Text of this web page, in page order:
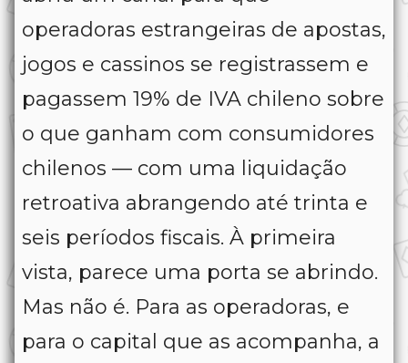
operadoras estrangeiras de apostas,
jogos e cassinos se registrassem e
pagassem 19% de IVA chileno sobre
o que ganham com consumidores
chilenos — com uma liquidação
retroativa abrangendo até trinta e
seis períodos fiscais. À primeira
vista, parece uma porta se abrindo.
Mas não é. Para as operadoras, e
para o capital que as acompanha, a